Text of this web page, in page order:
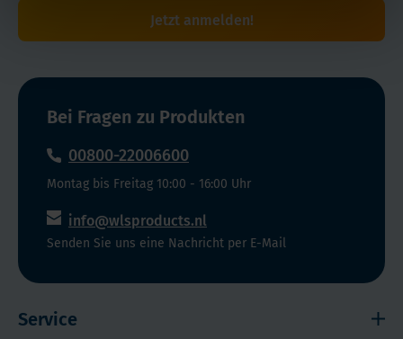
Jetzt anmelden!
Bei Fragen zu Produkten
00800-22006600
Montag bis Freitag 10:00 - 16:00 Uhr
info@wlsproducts.nl
Senden Sie uns eine Nachricht per E-Mail
Service